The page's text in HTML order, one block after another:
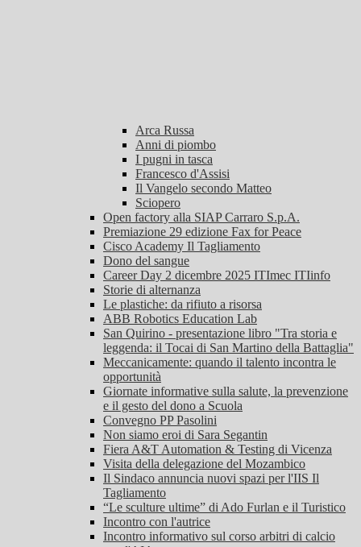
Arca Russa
Anni di piombo
I pugni in tasca
Francesco d'Assisi
Il Vangelo secondo Matteo
Sciopero
Open factory alla SIAP Carraro S.p.A.
Premiazione 29 edizione Fax for Peace
Cisco Academy Il Tagliamento
Dono del sangue
Career Day 2 dicembre 2025 ITImec ITIinfo
Storie di alternanza
Le plastiche: da rifiuto a risorsa
ABB Robotics Education Lab
San Quirino - presentazione libro "Tra storia e
leggenda: il Tocai di San Martino della Battaglia"
Meccanicamente: quando il talento incontra le
opportunità
Giornate informative sulla salute, la prevenzione
e il gesto del dono a Scuola
Convegno PP Pasolini
Non siamo eroi di Sara Segantin
Fiera A&T Automation & Testing di Vicenza
Visita della delegazione del Mozambico
Il Sindaco annuncia nuovi spazi per l'IIS Il
Tagliamento
“Le sculture ultime” di Ado Furlan e il Turistico
Incontro con l'autrice
Incontro informativo sul corso arbitri di calcio